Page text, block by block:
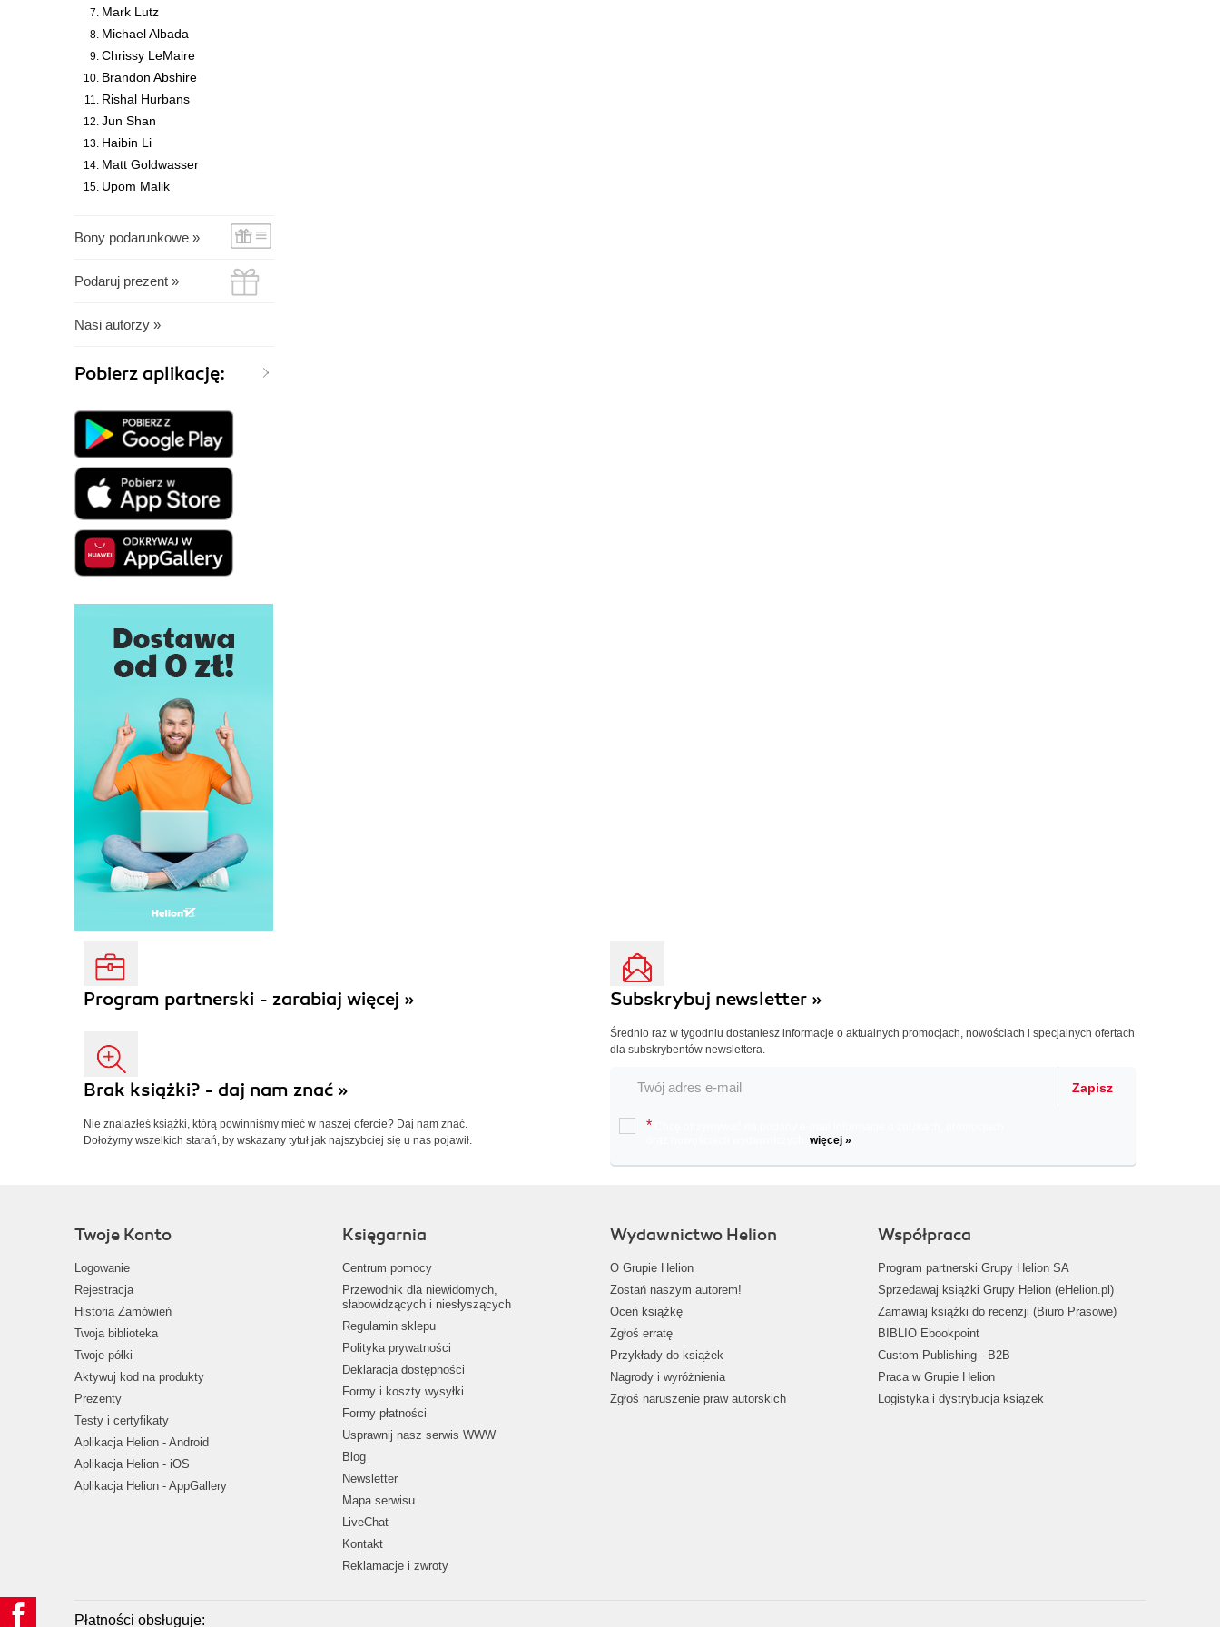
Mark Lutz
Michael Albada
Chrissy LeMaire
Brandon Abshire
Rishal Hurbans
Jun Shan
Haibin Li
Matt Goldwasser
Upom Malik
Bony podarunkowe »
Podaruj prezent »
Nasi autorzy »
Pobierz aplikację:
Program partnerski - zarabiaj więcej »
Brak książki? - daj nam znać »
Nie znalazłeś książki, którą powinniśmy mieć w naszej ofercie? Daj nam znać.
Dołożymy wszelkich starań, by wskazany tytuł jak najszybciej się u nas pojawił.
Subskrybuj newsletter »
Średnio raz w tygodniu dostaniesz informacje o aktualnych promocjach, nowościach i specjalnych ofertach
dla subskrybentów newslettera.
Zapisz
*
więcej »
Twoje Konto
Logowanie
Rejestracja
Historia Zamówień
Twoja biblioteka
Twoje półki
Aktywuj kod na produkty
Prezenty
Testy i certyfikaty
Aplikacja Helion - Android
Aplikacja Helion - iOS
Aplikacja Helion - AppGallery
Księgarnia
Centrum pomocy
Przewodnik dla niewidomych,
słabowidzących i niesłyszących
Regulamin sklepu
Polityka prywatności
Deklaracja dostępności
Formy i koszty wysyłki
Formy płatności
Usprawnij nasz serwis WWW
Blog
Newsletter
Mapa serwisu
LiveChat
Kontakt
Reklamacje i zwroty
Wydawnictwo Helion
O Grupie Helion
Zostań naszym autorem!
Oceń książkę
Zgłoś erratę
Przykłady do książek
Nagrody i wyróżnienia
Zgłoś naruszenie praw autorskich
Współpraca
Program partnerski Grupy Helion SA
Sprzedawaj książki Grupy Helion (eHelion.pl)
Zamawiaj książki do recenzji (Biuro Prasowe)
BIBLIO Ebookpoint
Custom Publishing - B2B
Praca w Grupie Helion
Logistyka i dystrybucja książek
Płatności obsługuje: